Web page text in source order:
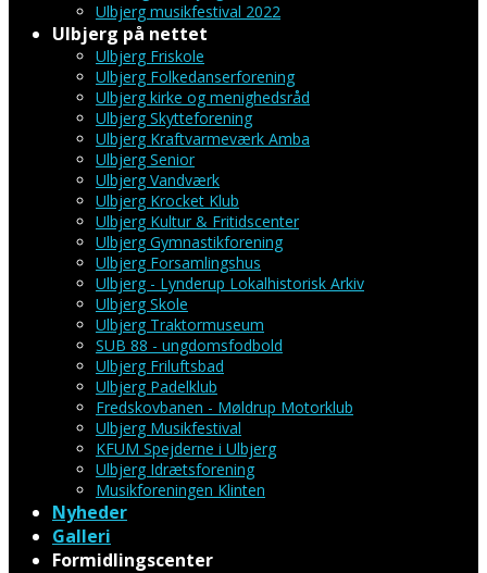
Ulbjerg musikfestival 2022
Ulbjerg på nettet
Ulbjerg Friskole
Ulbjerg Folkedanserforening
Ulbjerg kirke og menighedsråd
Ulbjerg Skytteforening
Ulbjerg Kraftvarmeværk Amba
Ulbjerg Senior
Ulbjerg Vandværk
Ulbjerg Krocket Klub
Ulbjerg Kultur & Fritidscenter
Ulbjerg Gymnastikforening
Ulbjerg Forsamlingshus
Ulbjerg - Lynderup Lokalhistorisk Arkiv
Ulbjerg Skole
Ulbjerg Traktormuseum
SUB 88 - ungdomsfodbold
Ulbjerg Friluftsbad
Ulbjerg Padelklub
Fredskovbanen - Møldrup Motorklub
Ulbjerg Musikfestival
KFUM Spejderne i Ulbjerg
Ulbjerg Idrætsforening
Musikforeningen Klinten
Nyheder
Galleri
Formidlingscenter